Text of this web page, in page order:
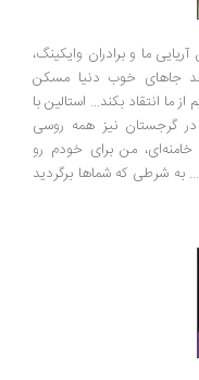
و برادران وایکینگ،
خوب دنیا مسکن
بکند... استالین با
نیز همه روسی
من برای خودم رو
که شماها برگردید